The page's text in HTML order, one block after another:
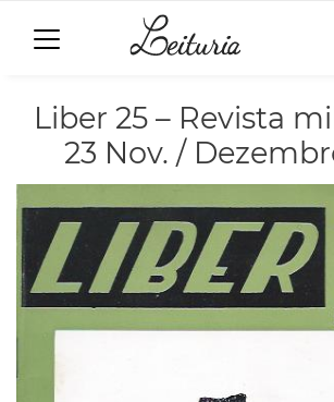
Liber 25 – Revista
23 Nov. /